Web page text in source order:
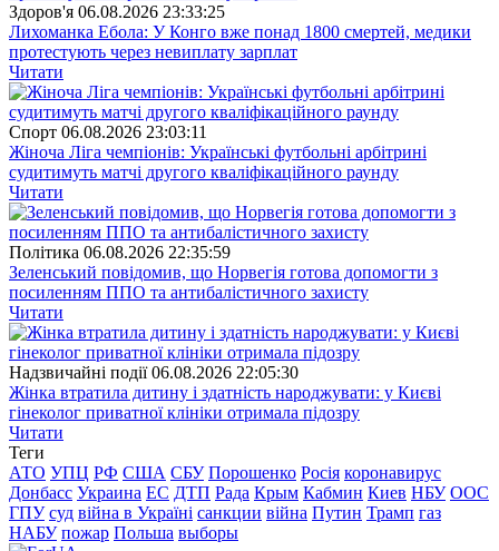
Здоров'я 06.08.2026 23:33:25
Лихоманка Ебола: У Конго вже понад 1800 смертей, медики
протестують через невиплату зарплат
Читати
Спорт 06.08.2026 23:03:11
Жіноча Ліга чемпіонів: Українські футбольні арбітрині
судитимуть матчі другого кваліфікаційного раунду
Читати
Полiтика 06.08.2026 22:35:59
Зеленський повідомив, що Норвегія готова допомогти з
посиленням ППО та антибалістичного захисту
Читати
Надзвичайні події 06.08.2026 22:05:30
Жінка втратила дитину і здатність народжувати: у Києві
гінеколог приватної клініки отримала підозру
Читати
Теги
АТО УПЦ РФ США СБУ Порошенко Росія коронавирус
Донбасс Украина ЕС ДТП Рада Крым Кабмин Киев НБУ ООС
ГПУ суд війна в Україні санкции війна Путин Трамп газ
НАБУ пожар Польша выборы